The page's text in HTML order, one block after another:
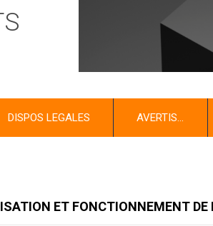
DISPOS LEGALES AVERTIS…
ET FONCTIONNEMENT DE